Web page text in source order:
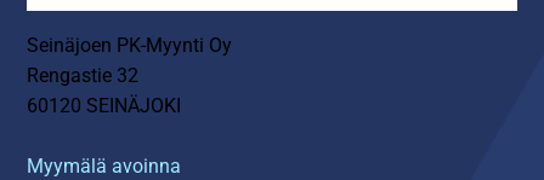
Seinäjoen PK-Myynti Oy
Rengastie 32
60120 SEINÄJOKI
Myymälä avoinna